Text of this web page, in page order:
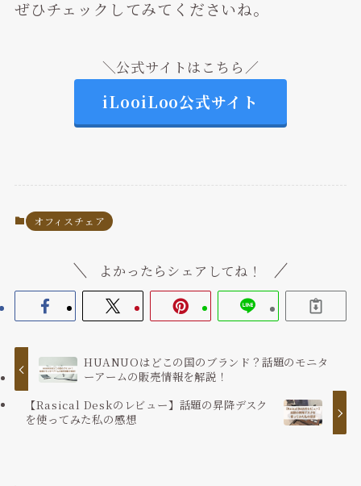
ぜひチェックしてみてくださいね。
＼公式サイトはこちら／
iLooiLoo公式サイト
オフィスチェア
よかったらシェアしてね！
HUANUOはどこの国のブランド？話題のモニタ
ーアームの販売情報を解説！
【Rasical Deskのレビュー】話題の昇降デスク
を使ってみた私の感想